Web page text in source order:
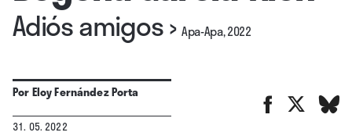
Adiós amigos›Apa-Apa, 2022
PorEloy Fernández Porta
31. 05. 2022